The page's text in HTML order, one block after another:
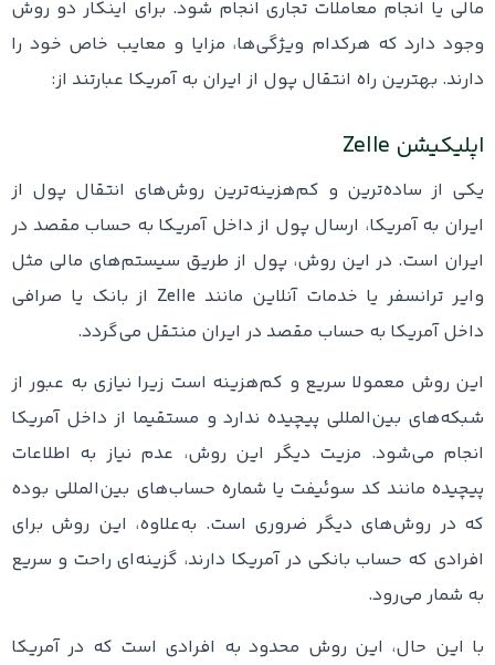
مالی یا انجام معاملات تجاری انجام شود. برای اینکار دو روش
وجود دارد که هرکدام ویژگی‌ها، مزایا و معایب خاص خود را
دارند. بهترین راه انتقال پول از ایران به آمریکا عبارتند از:
اپلیکیشن Zelle
یکی از ساده‌ترین و کم‌هزینه‌ترین روش‌های انتقال پول از
ایران به آمریکا، ارسال پول از داخل آمریکا به حساب مقصد در
ایران است. در این روش، پول از طریق سیستم‌های مالی مثل
وایر ترانسفر یا خدمات آنلاین مانند Zelle از بانک یا صرافی
داخل آمریکا به حساب مقصد در ایران منتقل می‌گردد.
این روش معمولا سریع و کم‌هزینه است زیرا نیازی به عبور از
شبکه‌های بین‌المللی پیچیده ندارد و مستقیما از داخل آمریکا
انجام می‌شود. مزیت دیگر این روش، عدم نیاز به اطلاعات
پیچیده مانند کد سوئیفت یا شماره حساب‌های بین‌المللی بوده
که در روش‌های دیگر ضروری است. به‌علاوه، این روش برای
افرادی که حساب بانکی در آمریکا دارند، گزینه‌ای راحت و سریع
به شمار می‌رود.
با این حال، این روش محدود به افرادی است که در آمریکا